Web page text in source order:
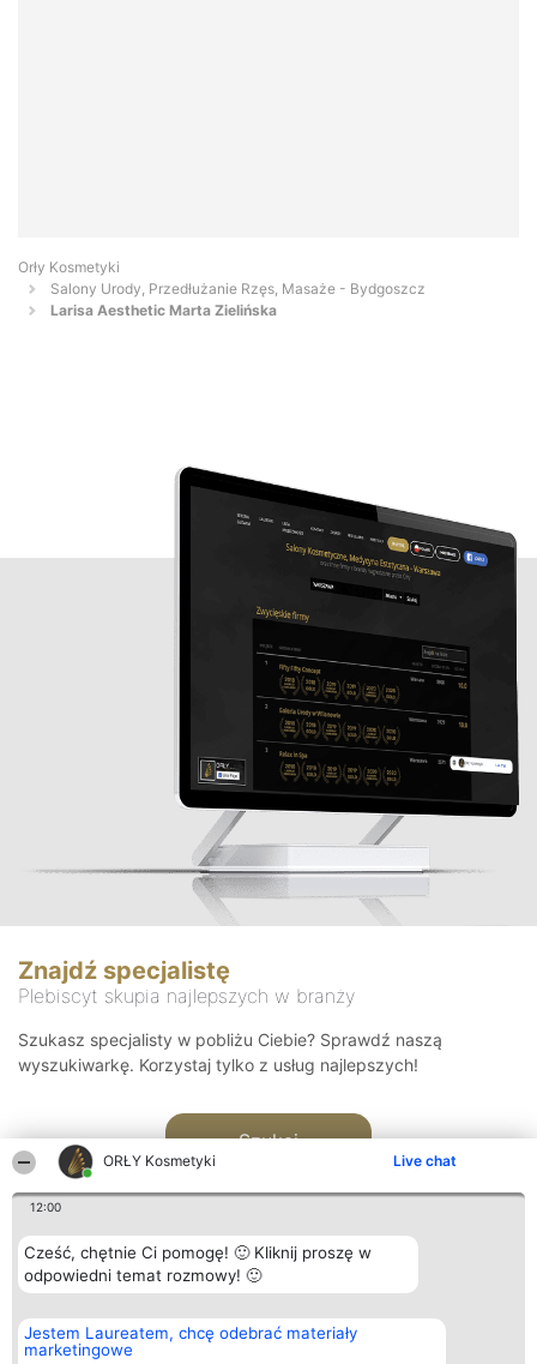
ORŁY Kosmetyki Live chat
12:00
Cześć, chętnie Ci pomogę! 🙂 Kliknij proszę w
odpowiedni temat rozmowy! 🙂
Jestem Laureatem, chcę odebrać materiały
marketingowe
Orły Kosmetyki
Salony Urody, Przedłużanie Rzęs, Masaże - Bydgoszcz
Larisa Aesthetic Marta Zielińska
Znajdź specjalistę
Plebiscyt skupia najlepszych w branży
Szukasz specjalisty w pobliżu Ciebie? Sprawdź naszą
wyszukiwarkę. Korzystaj tylko z usług najlepszych!
Szukaj
Organizator plebiscytu
Bright Side Solutions sp. z o.
o. sp. k.
Plebiscyt
Laureaci
Blog
Articles
Kontakt